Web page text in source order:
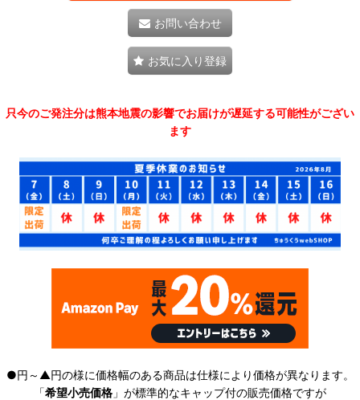
お問い合わせ
お気に入り登録
只今のご発注分は熊本地震の影響でお届けが遅延する可能性がござい
ます
●円～▲円の様に価格幅のある商品は仕様により価格が異なります。
「希望小売価格 」が標準的なキャップ付の販売価格ですが